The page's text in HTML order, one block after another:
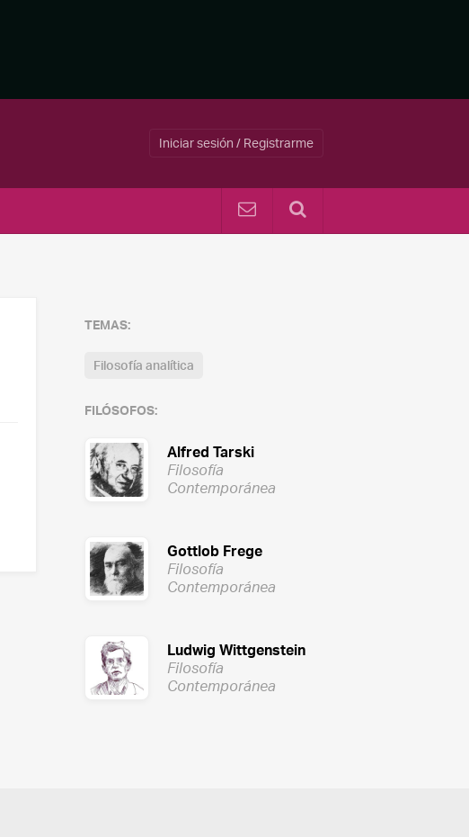
Iniciar sesión / Registrarme
TEMAS:
Filosofía analítica
FILÓSOFOS:
Alfred Tarski
Filosofía
Contemporánea
Gottlob Frege
Filosofía
Contemporánea
Ludwig Wittgenstein
Filosofía
Contemporánea